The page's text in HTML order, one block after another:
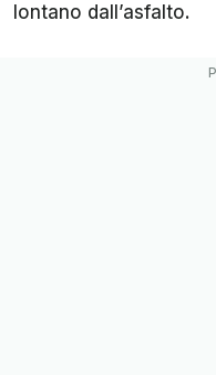
lontano dall’asfalto.